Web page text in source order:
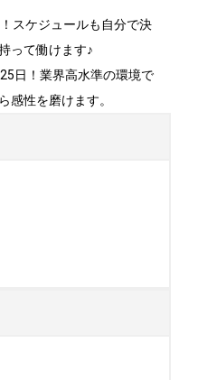
スケジュールも自分で決
って働けます♪
日！業界高水準の環境で
感性を磨けます。